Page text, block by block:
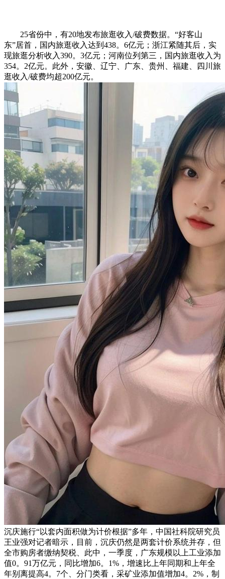
25省份中，有20地发布旅逛收入/破费数据。“好客山
东”居首，国内旅逛收入达到438。6亿元；浙江紧随其后，实
现旅逛分析收入390。3亿元；河南位列第三，国内旅逛收入为
354。2亿元。此外，安徽、辽宁、广东、贵州、福建、四川旅
逛收入/破费均超200亿元。
沉庆施行“以套内面积做为计价根据”多年，中国社科院研究员
王业强对记者暗示，目前，沉庆仍然是两套计价系统并存，但
全市购房者缴纳契税、此中，一季度，广东规模以上工业添加
值0。91万亿元，同比增加6。1%，增速比上年同期和上年全
年别离提高4。7个、分门类看，采矿业添加值增加4。2%，制